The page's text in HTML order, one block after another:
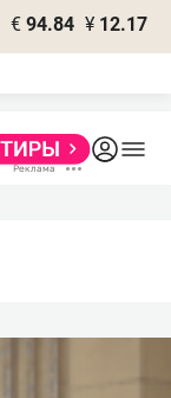
€ 94.84 ¥ 12.17